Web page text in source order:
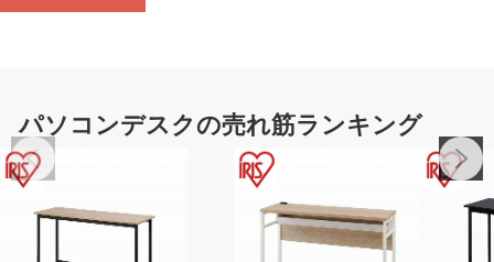
パソコンデスクの売れ筋ランキング